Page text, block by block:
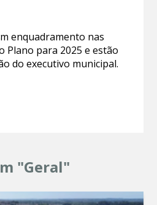
enquadramento nas
Plano para 2025 e estão
do executivo municipal.
"Geral"